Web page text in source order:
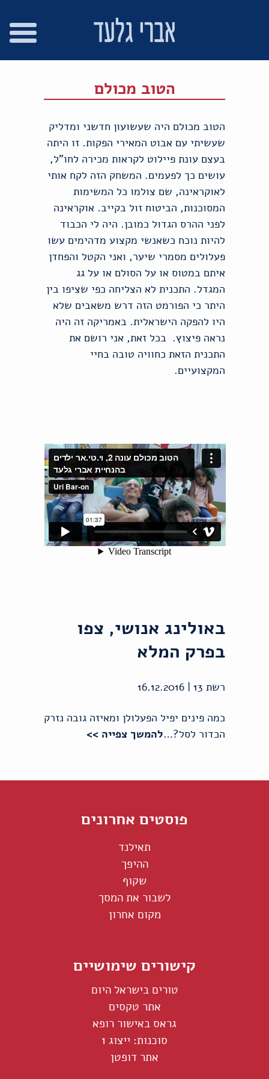
הטוב מכולם
הטוב מכולם היה שעשועון חדשני ומדליק
שעשיתי עם אבוט המאירי הפקות. זו היתה
בעצם עונת פיילוט לקראות מכירה לחו"ל,
עושים כך לפעמים. המשחק הזה לקח אותי
לאוקראינה, שם צולמו כל המשימות
המסוכנות, הביטוח זול בקייב. אוקראינה
לפני ההרס הגדול כמובן. היה לי הכבוד
להיות נוכח כשאנשי מקצוע מדהימים עשו
פעלולים מסמרי שיער, ואני הקטל והפחדן
איתם במטוס או על הסולם או על גג
המגדל. התכנית לא הצליחה כפי שציפו בין
היתר כי הפורמט הזה דרש משאבים שלא
היו להפקה הישראלית. באמריקה זה היה
נראה פיצוץ. בכל זאת, אני רושם את
התכנית הזאת כחוויה טובה בחיי
המקצועיים.
באולינג אנושי, צפו
בפרק המלא
רשת 13 | 16.12.2016
כמה פינים יפיל הפעלולן ומאיזה גובה נזרק
הכדור לסל?…להמשך צפייה >>
פוסטים אחרונים
תאילנד
ההיפך
שקוף
לשבור את המסך
מקום אחרון
קישורים שימושיים
טורים בישראל היום
אתר טקסים
גראס באישור רופא
סוכנות: ייצוג 1
אתר דופטן